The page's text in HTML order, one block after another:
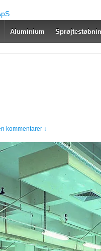
Aluminium
kommentarer ↓